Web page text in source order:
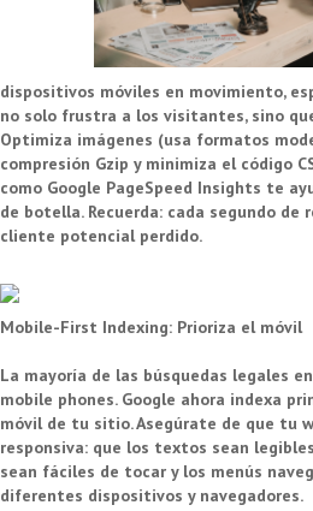
dispositivos móviles en movimiento,
no solo frustra a los visitantes, sino
Optimiza imágenes (usa formatos
compresión Gzip y minimiza el código
como Google PageSpeed Insights te
de botella. Recuerda: cada segundo de
cliente potencial perdido.
Mobile-First Indexing: Prioriza el móvil
La mayoría de las búsquedas legales
mobile phones. Google ahora indexa
móvil de tu sitio. Asegúrate de que tu
responsiva: que los textos sean
sean fáciles de tocar y los menús
diferentes dispositivos y navegadores.